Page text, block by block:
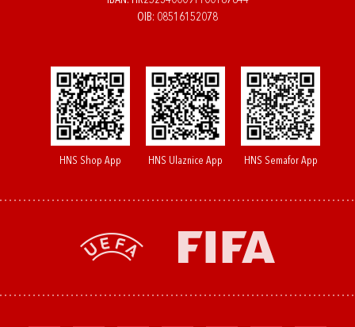
OIB: 08516152078
HNS Shop App HNS Ulaznice App HNS Semafor App